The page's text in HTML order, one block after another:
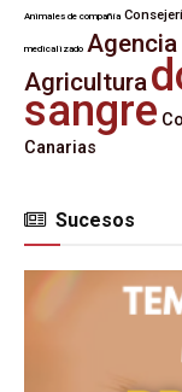
Animales de compañía
medicalizado
Agricultura
sangre
Canarias
Sucesos